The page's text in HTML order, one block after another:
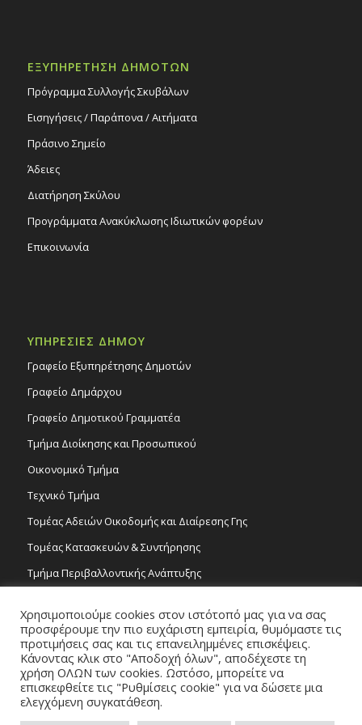
ΕΞΥΠΗΡΕΤΗΣΗ ΔΗΜΟΤΩΝ
Πρόγραμμα Συλλογής Σκυβάλων
Εισηγήσεις / Παράπονα / Αιτήματα
Πράσινο Σημείο
Άδειες
Διατήρηση Σκύλου
Προγράμματα Ανακύκλωσης Ιδιωτικών φορέων
Επικοινωνία
ΥΠΗΡΕΣΙΕΣ ΔΗΜΟΥ
Γραφείο Εξυπηρέτησης Δημοτών
Γραφείο Δημάρχου
Γραφείο Δημοτικού Γραμματέα
Τμήμα Διοίκησης και Προσωπικού
Οικονομικό Τμήμα
Τεχνικό Τμήμα
Τομέας Αδειών Οικοδομής και Διαίρεσης Γης
Τομέας Κατασκευών & Συντήρησης
Τμήμα Περιβαλλοντικής Ανάπτυξης
Τομέας Γραμμάτων και Τεχνών
Τροχονομία
Χρησιμοποιούμε cookies στον ιστότοπό μας για να σας
προσφέρουμε την πιο ευχάριστη εμπειρία, θυμόμαστε τις
προτιμήσεις σας και τις επανειλημμένες επισκέψεις.
Κάνοντας κλικ στο "Αποδοχή όλων", αποδέχεστε τη
χρήση ΟΛΩΝ των cookies. Ωστόσο, μπορείτε να
επισκεφθείτε τις "Ρυθμίσεις cookie" για να δώσετε μια
ελεγχόμενη συγκατάθεση.